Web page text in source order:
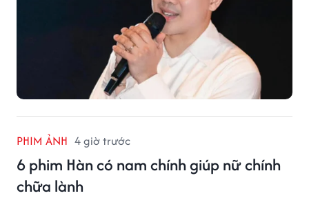
PHIM ẢNH 4 giờ trước
6 phim Hàn có nam chính giúp nữ chính
chữa lành